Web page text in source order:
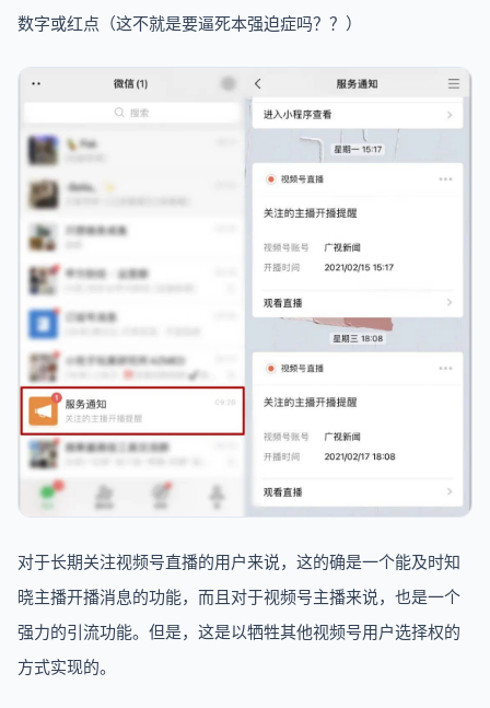
数字或红点（这不就是要逼死本强迫症吗？？）
对于长期关注视频号直播的用户来说，这的确是一个能及时知
晓主播开播消息的功能，而且对于视频号主播来说，也是一个
强力的引流功能。但是，这是以牺牲其他视频号用户选择权的
方式实现的。